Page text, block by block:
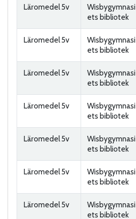
Läromedel 5v
Wisbygymnasi
ets bibliotek
Läromedel 5v
Wisbygymnasi
ets bibliotek
Läromedel 5v
Wisbygymnasi
ets bibliotek
Läromedel 5v
Wisbygymnasi
ets bibliotek
Läromedel 5v
Wisbygymnasi
ets bibliotek
Läromedel 5v
Wisbygymnasi
ets bibliotek
Läromedel 5v
Wisbygymnasi
ets bibliotek